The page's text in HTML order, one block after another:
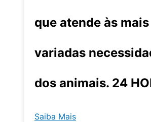
que atende às mais
variadas
dos animais. 24
Saiba Mais